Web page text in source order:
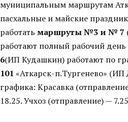
муниципальным маршрутам
пасхальные и майские
работать маршруты №3 и № 7
работают полный рабочий день
6(ИП Кудашкин) работают по
101 «Аткарск-п.Тургенево» (ИП
графика: Красавка
18.25. Учхоз (отправление) —